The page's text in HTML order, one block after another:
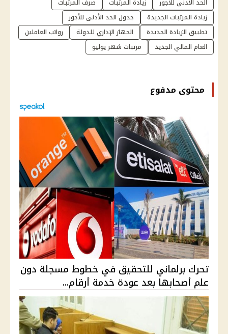
الحد الادني للاجور زيادة المرتبات
صرف المرتبات
زيادة المرتبات الجديدة
جدول الحد الأدنى للأجور
تطبيق الزيادة الجديدة
الجهاز الإداري للدولة
رواتب العاملين
العام المالي الجديد
مرتبات شهر يوليو
محتوى مدفوع
تحرك برلماني للتحقيق في خطوط مسجلة دون
علم أصحابها بعد عودة خدمة أرقام...